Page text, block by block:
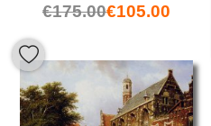
€175.00€105.00